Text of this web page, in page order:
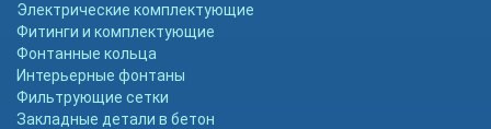
Электрические комплектующие
Фитинги и комплектующие
Фонтанные кольца
Интерьерные фонтаны
Фильтрующие сетки
Закладные детали в бетон